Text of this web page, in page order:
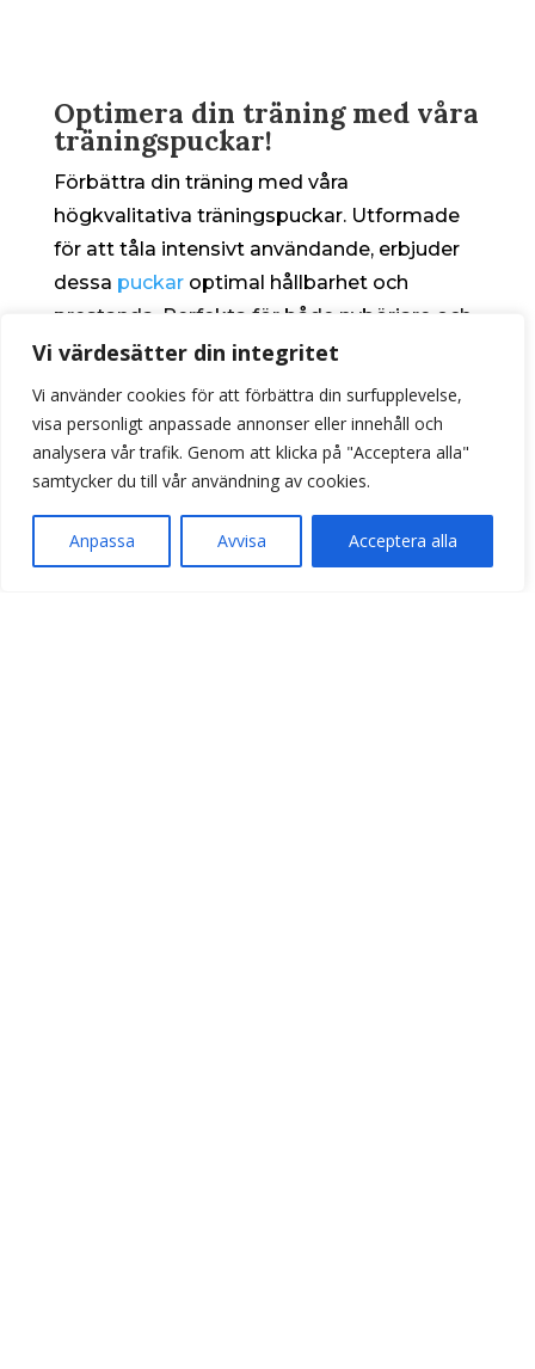
Vi värdesätter din integritet
Vi använder cookies för att förbättra din surfupplevelse,
visa personligt anpassade annonser eller innehåll och
analysera vår trafik. Genom att klicka på "Acceptera alla"
samtycker du till vår användning av cookies.
Anpassa Avvisa Acceptera alla
Optimera din träning med våra
träningspuckar!
Förbättra din träning med våra
högkvalitativa träningspuckar. Utformade
för att tåla intensivt användande, erbjuder
dessa puckaroptimal hållbarhet och
prestanda. Perfekta för både nybörjare och
erfarna spelare. Våra träningspuckar hjälper
dig att finslipa dina färdigheter och ta ditt
spel till nästa nivå. Utforska och upptäck de
bästa träningspuckarna för dina behov.
PUCKAR MED TRYCK